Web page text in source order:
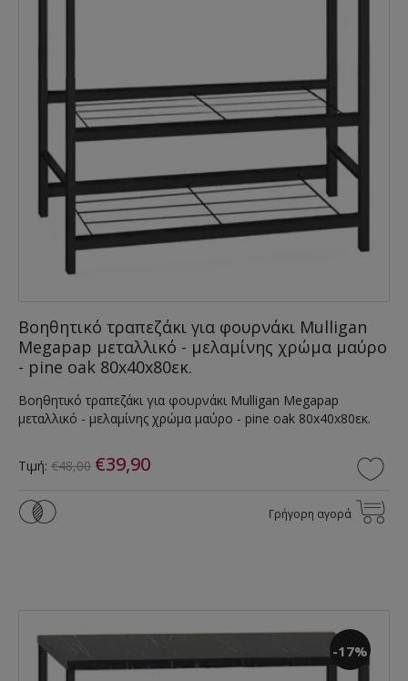
Βοηθητικό τραπεζάκι για φουρνάκι Mulligan
Megapap μεταλλικό - μελαμίνης χρώμα μαύρο
- pine oak 80x40x80εκ.
Βοηθητικό τραπεζάκι για φουρνάκι Mulligan Megapap
μεταλλικό - μελαμίνης χρώμα μαύρο - pine oak 80x40x80εκ.
Τιμή: €48,00 €39,90
Γρήγορη αγορά
-17%